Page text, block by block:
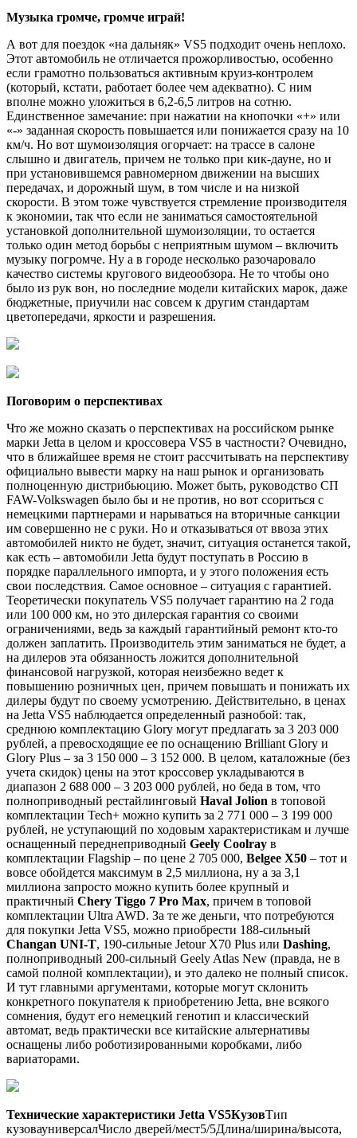
Музыка громче, громче играй!
А вот для поездок «на дальняк» VS5 подходит очень неплохо.
Этот автомобиль не отличается прожорливостью, особенно
если грамотно пользоваться активным круиз-контролем
(который, кстати, работает более чем адекватно). С ним
вполне можно уложиться в 6,2-6,5 литров на сотню.
Единственное замечание: при нажатии на кнопочки «+» или
«-» заданная скорость повышается или понижается сразу на 10
км/ч. Но вот шумоизоляция огорчает: на трассе в салоне
слышно и двигатель, причем не только при кик-дауне, но и
при установившемся равномерном движении на высших
передачах, и дорожный шум, в том числе и на низкой
скорости. В этом тоже чувствуется стремление производителя
к экономии, так что если не заниматься самостоятельной
установкой дополнительной шумоизоляции, то остается
только один метод борьбы с неприятным шумом – включить
музыку погромче. Ну а в городе несколько разочаровало
качество системы кругового видеообзора. Не то чтобы оно
было из рук вон, но последние модели китайских марок, даже
бюджетные, приучили нас совсем к другим стандартам
цветопередачи, яркости и разрешения.
Поговорим о перспективах
Что же можно сказать о перспективах на российском рынке
марки Jetta в целом и кроссовера VS5 в частности? Очевидно,
что в ближайшее время не стоит рассчитывать на перспективу
официально вывести марку на наш рынок и организовать
полноценную дистрибьюцию. Может быть, руководство СП
FAW-Volkswagen было бы и не против, но вот ссориться с
немецкими партнерами и нарываться на вторичные санкции
им совершенно не с руки. Но и отказываться от ввоза этих
автомобилей никто не будет, значит, ситуация останется такой,
как есть – автомобили Jetta будут поступать в Россию в
порядке параллельного импорта, и у этого положения есть
свои последствия. Самое основное – ситуация с гарантией.
Теоретически покупатель VS5 получает гарантию на 2 года
или 100 000 км, но это дилерская гарантия со своими
ограничениями, ведь за каждый гарантийный ремонт кто-то
должен заплатить. Производитель этим заниматься не будет, а
на дилеров эта обязанность ложится дополнительной
финансовой нагрузкой, которая неизбежно ведет к
повышению розничных цен, причем повышать и понижать их
дилеры будут по своему усмотрению. Действительно, в ценах
на Jetta VS5 наблюдается определенный разнобой: так,
среднюю комплектацию Glory могут предлагать за 3 203 000
рублей, а превосходящие ее по оснащению Brilliant Glory и
Glory Plus – за 3 150 000 – 3 152 000. В целом, каталожные (без
учета скидок) цены на этот кроссовер укладываются в
диапазон 2 688 000 – 3 203 000 рублей, но беда в том, что
полноприводный рестайлинговый Haval Jolion в топовой
комплектации Tech+ можно купить за 2 771 000 – 3 199 000
рублей, не уступающий по ходовым характеристикам и лучше
оснащенный переднеприводный Geely Coolray в
комплектации Flagship – по цене 2 705 000, Belgee X50 – тот и
вовсе обойдется максимум в 2,5 миллиона, ну а за 3,1
миллиона запросто можно купить более крупный и
практичный Chery Tiggo 7 Pro Max, причем в топовой
комплектации Ultra AWD. За те же деньги, что потребуются
для покупки Jetta VS5, можно приобрести 188-сильный
Changan UNI-T, 190-сильные Jetour X70 Plus или Dashing,
полноприводный 200-сильный Geely Atlas New (правда, не в
самой полной комплектации), и это далеко не полный список.
И тут главными аргументами, которые могут склонить
конкретного покупателя к приобретению Jetta, вне всякого
сомнения, будут его немецкий генотип и классический
автомат, ведь практически все китайские альтернативы
оснащены либо роботизированными коробками, либо
вариаторами.
Технические характеристики Jetta VS5КузовТип
кузовауниверсалЧисло дверей/мест5/5Длина/ширина/высота,